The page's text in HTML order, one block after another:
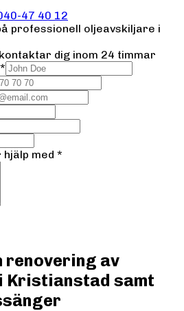
47 40 12
professionell oljeavskiljare i
dig inom 24 timmar
*
hjälp med *
renovering av
Kristianstad samt